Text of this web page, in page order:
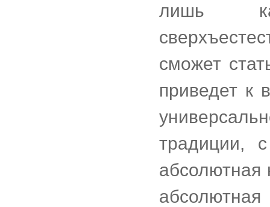
лишь
сможет
приведет к
традиции,
абсолютная